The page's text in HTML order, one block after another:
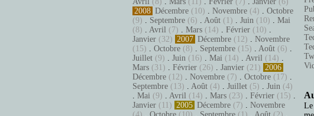
2008 Décembre (10) . Novembre (4) . Octobre
(9) . Septembre (6) . Août (1) . Juin (10) . Mai
(8) . Avril (7) . Mars (14) . Février (10) .
Janvier (32) 2007 Décembre (12) . Novembre
(15) . Octobre (8) . Septembre (15) . Août (6) .
Juillet (9) . Juin (16) . Mai (14) . Avril (14) .
Mars (31) . Février (26) . Janvier (21) 2006
Décembre (12) . Novembre (7) . Octobre (17) .
Septembre (13) . Août (4) . Juillet (5) . Juin (4)
. Mai (9) . Avril (14) . Mars (23) . Février (15) .
Janvier (11) 2005 Décembre (7) . Novembre